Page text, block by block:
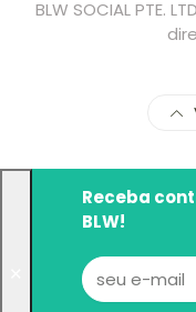
BLW SOCIAL PTE.
Receba
BLW!